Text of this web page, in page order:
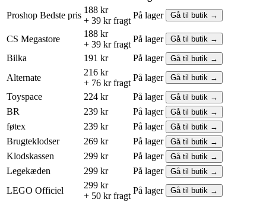
Proshop Bedste pris
188 kr
+ 39 kr fragt
På lager Gå til butik →
CS Megastore
188 kr
+ 39 kr fragt
På lager Gå til butik →
Bilka 191 kr På lager Gå til butik →
Alternate
216 kr
+ 76 kr fragt
På lager Gå til butik →
Toyspace 224 kr På lager Gå til butik →
BR 239 kr På lager Gå til butik →
føtex 239 kr På lager Gå til butik →
Brugteklodser 269 kr På lager Gå til butik →
Klodskassen 299 kr På lager Gå til butik →
Legekæden 299 kr På lager Gå til butik →
LEGO Officiel
299 kr
+ 50 kr fragt
På lager Gå til butik →